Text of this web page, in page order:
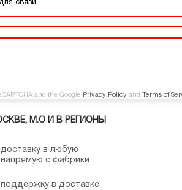
связи
and the Google Privacy Policy and Terms of
М.О И В РЕГИОНЫ
в любую
с фабрики
в доставке